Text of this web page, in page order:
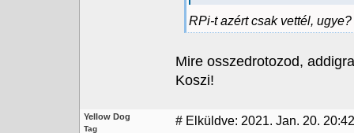
RPi-t azért csak vettél,
Mire osszedrotozod,
Koszi!
Yellow Dog
Tag
# Elküldve: 2021. Jan. 20. 20:42